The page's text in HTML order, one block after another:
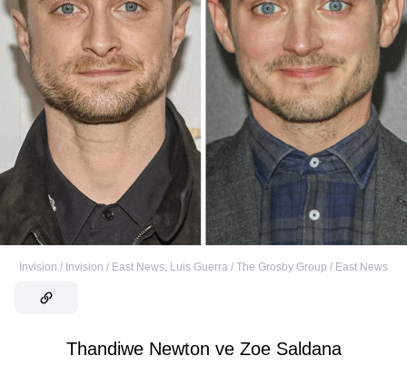
Invision / Invision / East News, Luis Guerra / The Grosby Group / East News
Thandiwe Newton ve Zoe Saldana